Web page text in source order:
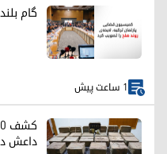
گام
1 ساعت پیش
داعش